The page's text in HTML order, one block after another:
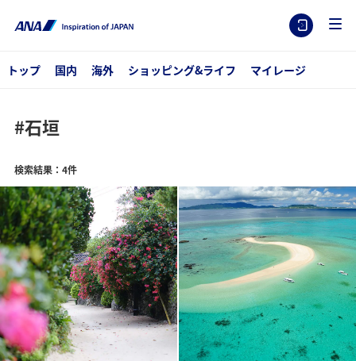
トップ 国内 海外 ショッピング&ライフ マイレージ
#石垣
検索結果：4件